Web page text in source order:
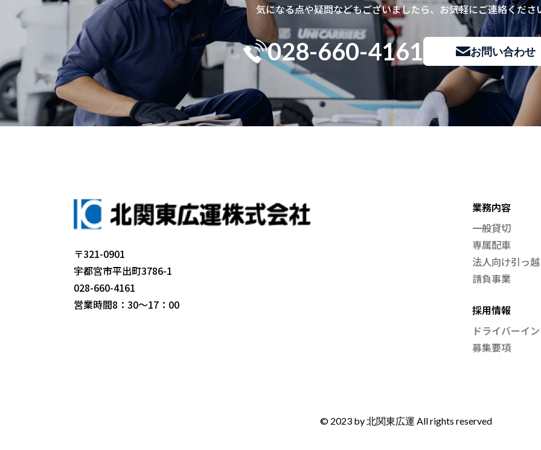
気になる点や疑問などもございましたら、お気軽にご連絡くださ
028-660-4161 お問い合わせ
〒321-0901
宇都宮市平出町3786-1
028-660-4161
営業時間8：30～17：00
業務内容
一般貸切
専属配車
法人向け引っ
請負事業
採用情報
ドライバーイ
募集要項
© 2023 by北関東広運 All rights reserved